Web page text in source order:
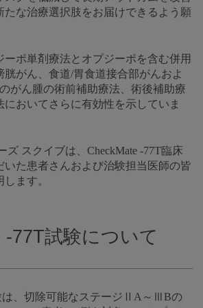
たな治療選択肢をお届けできるよう願
ボ単剤療法とオプジーボを含む併用
がん、食道/胃食道接合部がんおよ
がん腫の術前補助療法、術後補助療
おいてさらに有効性を示していま
ズ スクイブは、CheckMate -77T臨床
いた患者さんおよび治験担当医師の皆
ます。
-77T試験について
は、切除可能なステージⅡA～ⅢBの